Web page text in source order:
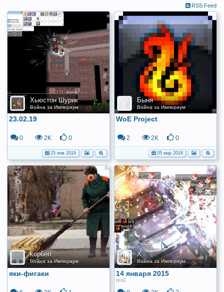
RSS Feed
Хьюстон Шурик
Война за Империум
23.02.19
0 2K 0
25 янв 2019
Быня
Война за Империум
WoE Project
2 2K 0
05 мар 2018
kop6en
Война за Империум
яки-фигаки
X
Война за Империум
14 января 2015
WoE